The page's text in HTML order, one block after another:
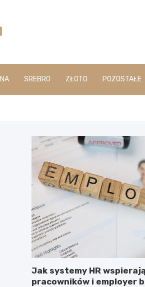
SREBRO ZŁOTO POZOSTAŁE
Jak systemy HR
pracowników i employer